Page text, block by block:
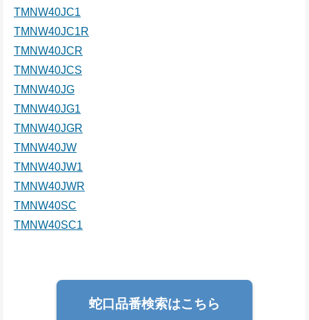
TMNW40JC1
TMNW40JC1R
TMNW40JCR
TMNW40JCS
TMNW40JG
TMNW40JG1
TMNW40JGR
TMNW40JW
TMNW40JW1
TMNW40JWR
TMNW40SC
TMNW40SC1
蛇口品番検索はこちら